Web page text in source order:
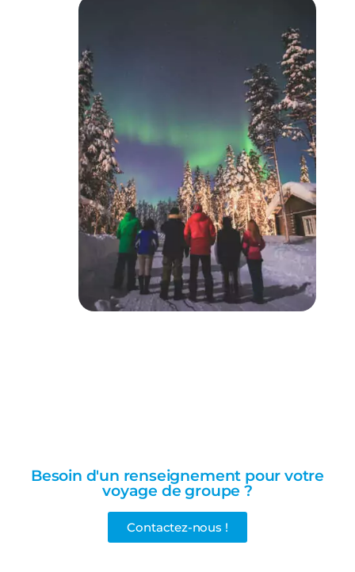
Besoin d'un renseignement pour votre
voyage de groupe ?
Contactez-nous !